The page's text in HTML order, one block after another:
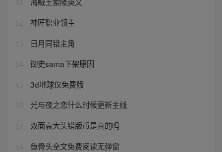
12 神匠职业领主
13 日月同错主角
14 御史sama下架原因
15 3d地球仪免费版
16 光与夜之恋什么时候更新主线
17 双面袁大头错版币是真的吗
18 鱼骨头全文免费阅读无弹窗